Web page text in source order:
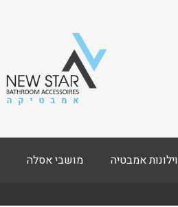
וילונות אמבטיה מושבי אסלה